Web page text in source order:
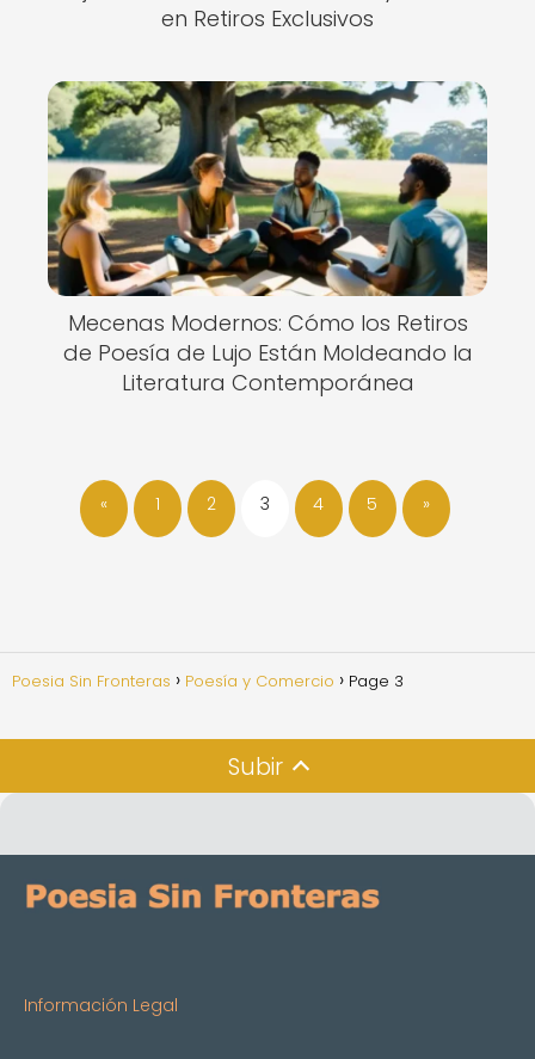
en Retiros Exclusivos
Mecenas Modernos: Cómo los Retiros
de Poesía de Lujo Están Moldeando la
Literatura Contemporánea
« 1 2 3 4 5 »
Poesia Sin Fronteras Poesía y Comercio Page 3
Subir
Información Legal